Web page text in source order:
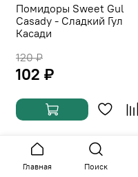
Помидоры Sweet Gul
Casady - Сладкий Гул
Касади
120 ₽
102 ₽
-15%
Главная Поиск